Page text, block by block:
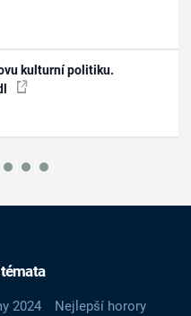
kulturní politiku.
2024
Nejlepší horory